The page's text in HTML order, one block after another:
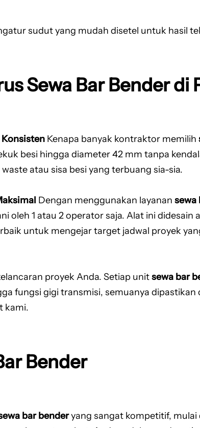
sudut yang mudah disetel untuk hasil
Sewa Bar Bender di
Konsisten Kenapa banyak kontraktor memilih
besi hingga diameter 42 mm tanpa
atau sisa besi yang terbuang sia-sia.
Dengan menggunakan layanan sewa
oleh 1 atau 2 operator saja. Alat ini
untuk mengejar target jadwal proyek
proyek Anda. Setiap unitsewa bar
fungsi gigi transmisi, semuanya
kami.
Bender
bar benderyang sangat kompetitif, mulai